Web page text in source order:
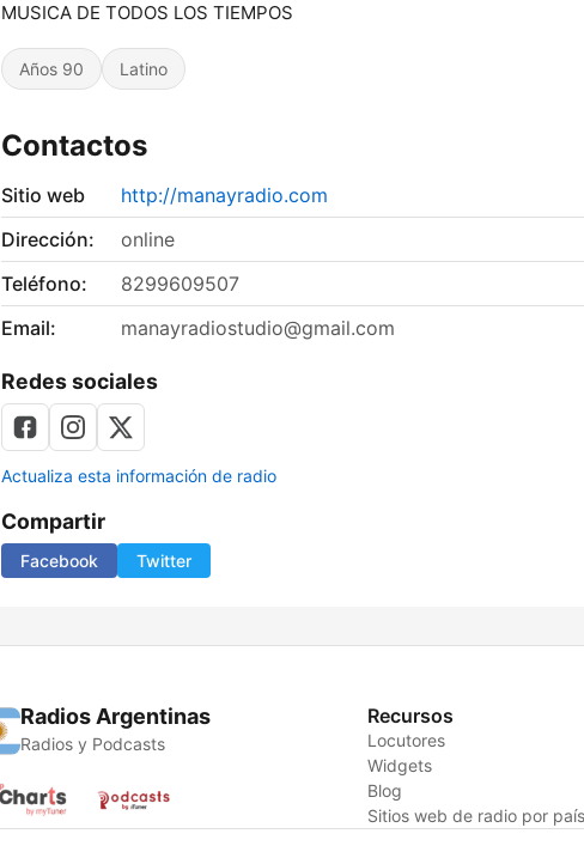
MUSICA DE TODOS LOS TIEMPOS
Años 90 Latino
Contactos
Sitio web
http://manayradio.com
Dirección:
online
Teléfono:
8299609507
Email:
manayradiostudio@gmail.com
Redes sociales
Actualiza esta información de radio
Compartir
Facebook Twitter
Radios Argentinas
Radios y Podcasts
Recursos
Locutores
Widgets
Blog
Sitios web de radio por